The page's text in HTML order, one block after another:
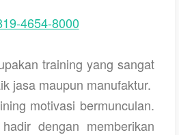
4654-8000
training yang sangat
jasa maupun manufaktur.
motivasi bermunculan.
dengan memberikan